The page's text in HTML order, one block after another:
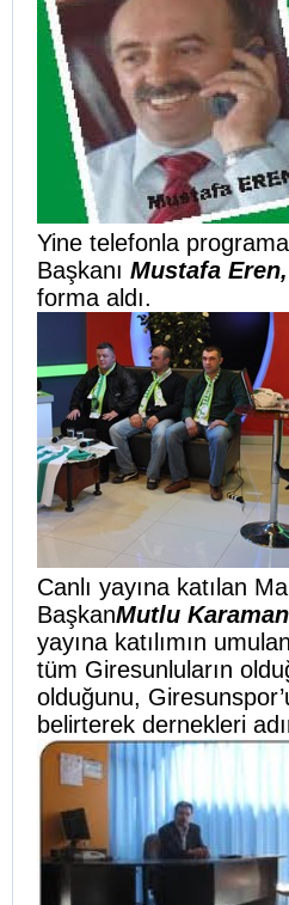
Yine telefonla
Başkanı Mustafa Eren,
forma aldı.
Canlı yayına katılan
BaşkanMutlu
yayına katılımın
tüm Giresunluların
olduğunu,
belirterek dernekleri